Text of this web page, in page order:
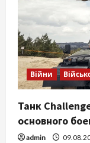
Війни
Танк
основного
admin